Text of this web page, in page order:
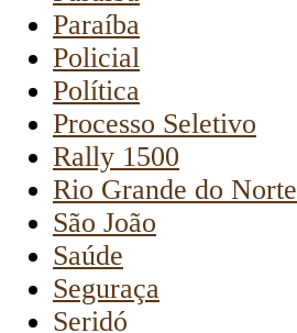
Paraíba
Policial
Política
Processo Seletivo
Rally 1500
Rio Grande do Norte
São João
Saúde
Seguraça
Seridó